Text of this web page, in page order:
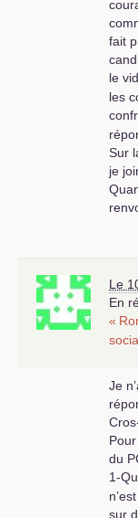
fait
le
les
Sur
je
J’ai
Le
En
«
Je
du
1-
sur